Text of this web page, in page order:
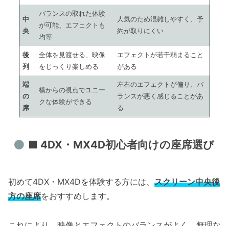
中
央
バランスの取れた体験
が可能、エフェクトも
均等
人気のため混雑しやすく、予
約が取りにくい
後
列
全体を見渡せる、映像
をじっくり楽しめる
エフェクトが若干弱まること
がある
端
の
席
横からの視点でユニー
クな体験ができる
左右のエフェクトが偏り、バ
ランスが悪く感じることがあ
る
■ 4DX・MX4D初心者向けの座席選び
初めて4DX・MX4Dを体験する方には、 スクリーン中央後
方の座席をおすすめします。